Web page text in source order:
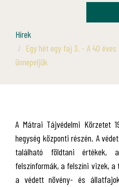
Hírek
Egy hét egy faj 3. - A 40
ünnepeljük
A Mátrai Tájvédelmi Körzetet
hegység központi részén. A
található földtani értékek,
felszínformák, a felszíni vizek, a
a védett növény- és